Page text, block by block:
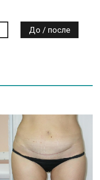
До / после